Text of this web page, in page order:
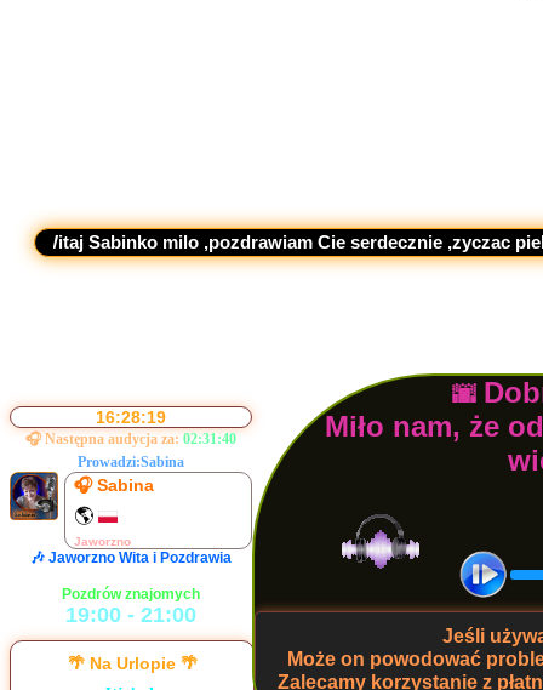
Sabinko milo ,pozdrawiam Cie serdecznie ,zyczac
16:28:20
🎧 Następna audycja za: 02:31:39
Prowadzi:Sabina
🎧 Sabina
🌎
Jaworzno
🎶 Jaworzno Wita i Pozdrawia
Pozdrów znajomych
19:00 - 21:00
🎧 Hajmacik
🌎
🌴 Na Urlopie 🌴
🌆
Miło nam, że
Jeśli
Może on powodować
Zalecamy korzystanie z